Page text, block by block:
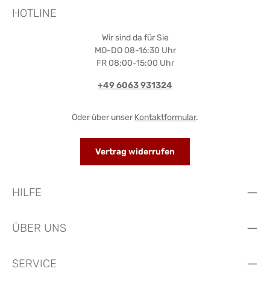
HOTLINE
Wir sind da für Sie
MO-DO 08-16:30 Uhr
FR 08:00-15:00 Uhr
+49 6063 931324
Oder über unser Kontaktformular.
Vertrag widerrufen
HILFE
ÜBER UNS
SERVICE